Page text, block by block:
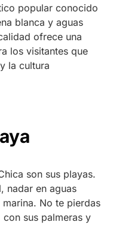
popular conocido
blanca y aguas
ofrece una
los visitantes que
la cultura
son sus playas.
nadar en aguas
No te pierdas
sus palmeras y